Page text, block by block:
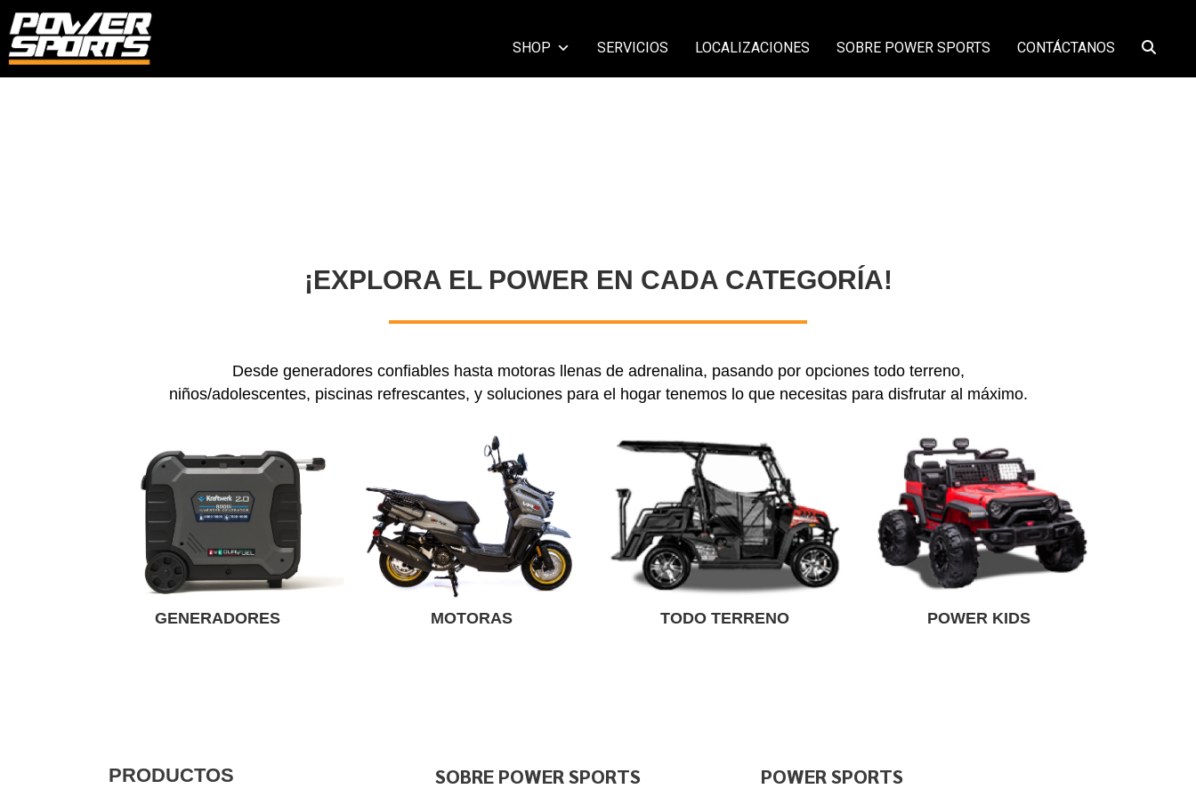
SHOP SERVICIOS LOCALIZACIONES SOBRE POWER SPORTS CONTÁCTANOS
¡EXPLORA EL POWER EN CADA CATEGORÍA!
Desde generadores confiables hasta motoras llenas de adrenalina, pasando por opciones todo terreno,
niños/adolescentes, piscinas refrescantes, y soluciones para el hogar tenemos lo que necesitas para disfrutar al máximo.
GENERADORES MOTORAS TODO TERRENO POWER KIDS
PRODUCTOS SOBRE POWER SPORTS POWER SPORTS